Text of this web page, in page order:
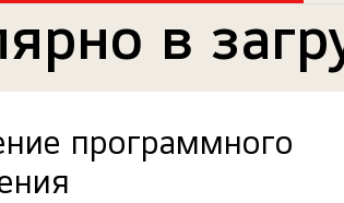
в
программного